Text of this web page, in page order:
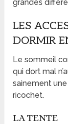
grandes
LES
DORMIR
Le sommeil
qui dort mal
sainement
ricochet.
LA TENTE